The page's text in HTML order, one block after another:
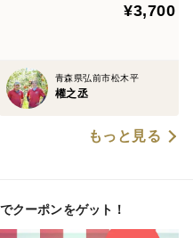
¥3,700
青森県弘前市松木平
權之丞
もっと見る
クーポンをゲット！